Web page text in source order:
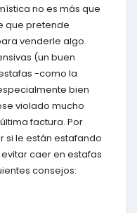
no es más que
que pretende
venderle algo.
(un buen
-como la
bien
violado mucho
factura. Por
si le están estafando
caer en estafas
consejos: